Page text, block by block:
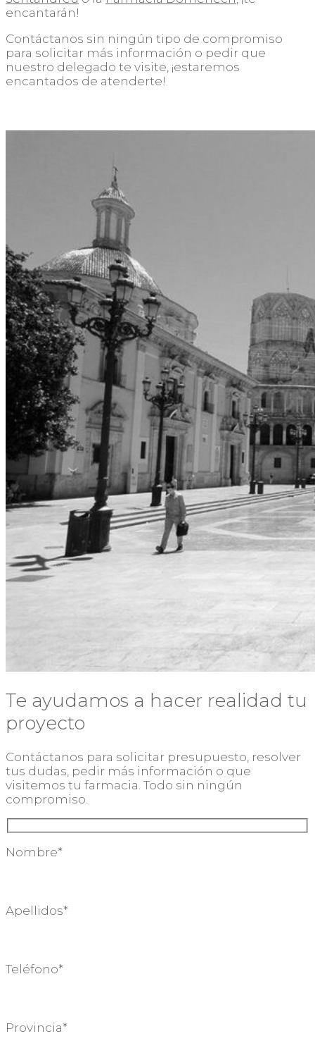
encantarán!
Contáctanos sin ningún tipo de compromiso
para solicitar más información o pedir que
nuestro delegado te visite, ¡estaremos
encantados de atenderte!
Te ayudamos a hacer realidad tu
proyecto
Contáctanos para solicitar presupuesto, resolver
tus dudas, pedir más información o que
visitemos tu farmacia. Todo sin ningún
compromiso.
Nombre*
Apellidos*
Teléfono*
Provincia*